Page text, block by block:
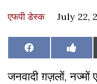
एफपी डेस्‍क July 22,
Share
on
Facebook Share
on
Like
on
जनवादी ग़ज़लों,